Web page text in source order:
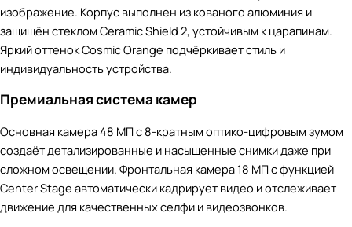
изображение. Корпус выполнен из кованого алюминия и
защищён стеклом Ceramic Shield 2, устойчивым к царапинам.
Яркий оттенок Cosmic Orange подчёркивает стиль и
индивидуальность устройства.
Премиальная система камер
Основная камера 48 МП с 8-кратным оптико-цифровым зумом
создаёт детализированные и насыщенные снимки даже при
сложном освещении. Фронтальная камера 18 МП с функцией
Center Stage автоматически кадрирует видео и отслеживает
движение для качественных селфи и видеозвонков.